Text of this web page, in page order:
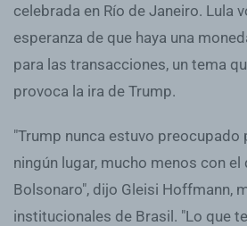
celebrada en Río de Janeiro. Lula
esperanza de que haya una
para las transacciones, un tema
provoca la ira de Trump.
"Trump nunca estuvo preocupado
ningún lugar, mucho menos con
Bolsonaro", dijo Gleisi Hoffmann,
institucionales de Brasil. "Lo que